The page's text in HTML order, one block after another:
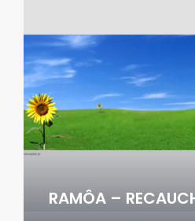
RAMÔA –